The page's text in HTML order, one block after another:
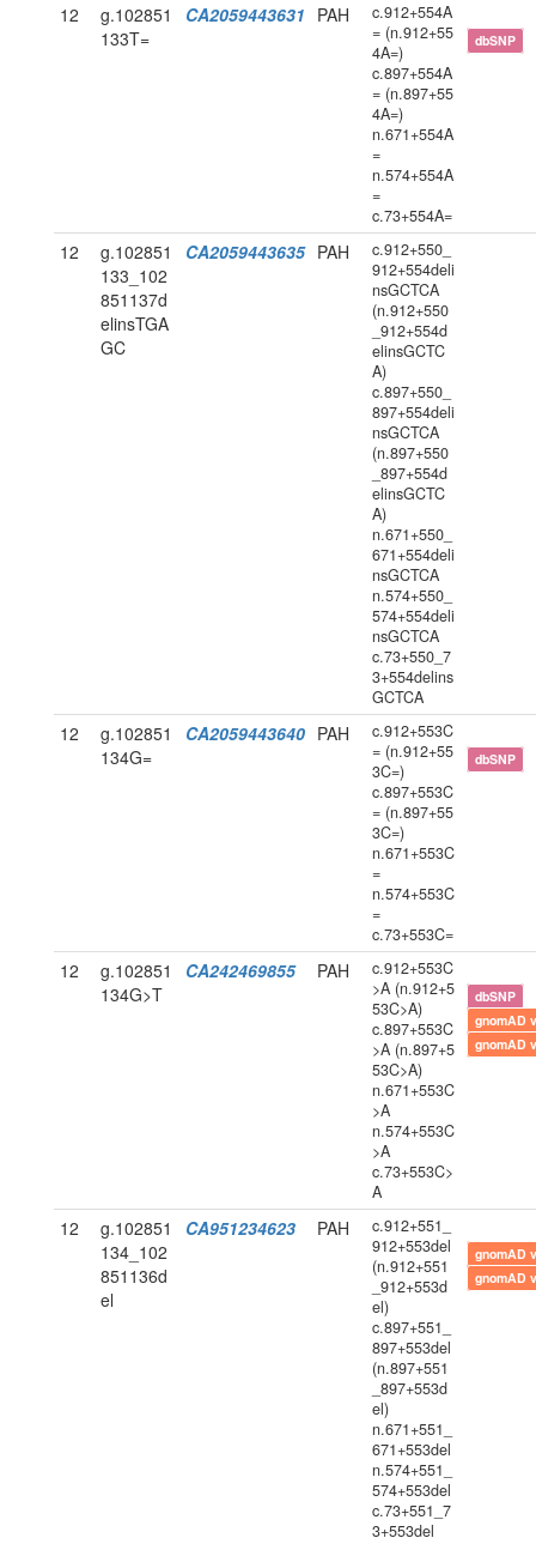
12
g.102851
133T=
CA2059443631 PAH
c.912+554A
= (n.912+55
4A=)
c.897+554A
= (n.897+55
4A=)
n.671+554A
=
n.574+554A
=
c.73+554A=
dbSNP
12
g.102851
133_102
851137d
elinsTGA
GC
CA2059443635 PAH
c.912+550_
912+554deli
nsGCTCA
(n.912+550
_912+554d
elinsGCTC
A)
c.897+550_
897+554deli
nsGCTCA
(n.897+550
_897+554d
elinsGCTC
A)
n.671+550_
671+554deli
nsGCTCA
n.574+550_
574+554deli
nsGCTCA
c.73+550_7
3+554delins
GCTCA
12
g.102851
134G=
CA2059443640 PAH
c.912+553C
= (n.912+55
3C=)
c.897+553C
= (n.897+55
3C=)
n.671+553C
=
n.574+553C
=
c.73+553C=
dbSNP
12
g.102851
134G>T
CA242469855 PAH
c.912+553C
>A (n.912+5
53C>A)
c.897+553C
>A (n.897+5
53C>A)
n.671+553C
>A
n.574+553C
>A
c.73+553C>
A
dbSNP
gnomAD
gnomAD
12
g.102851
134_102
851136d
el
CA951234623 PAH
c.912+551_
912+553del
(n.912+551
_912+553d
el)
c.897+551_
897+553del
(n.897+551
_897+553d
el)
n.671+551_
671+553del
n.574+551_
574+553del
c.73+551_7
3+553del
gnomAD
gnomAD